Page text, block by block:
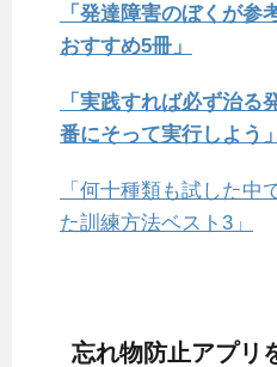
「発達障害のぼくが参
おすすめ5冊」
「実践すれば必ず治る
番にそって実行しよう」
「何十種類も試した中
た訓練方法ベスト3」
忘れ物防止アプリ